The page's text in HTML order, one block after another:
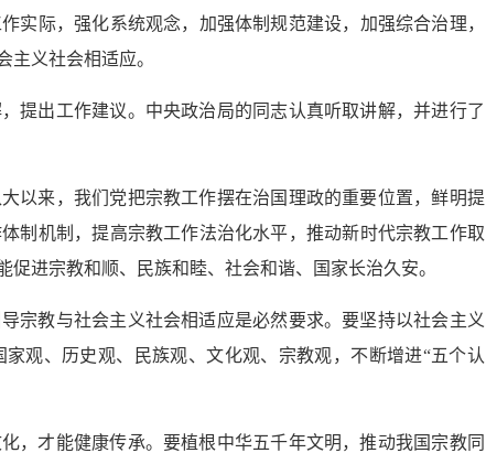
实际，强化系统观念，加强体制规范建设，加强综合治理，
义社会相适应。
提出工作建议。中央政治局的同志认真听取讲解，并进行了
以来，我们党把宗教工作摆在治国理政的重要位置，鲜明提
制机制，提高宗教工作法治化水平，推动新时代宗教工作取
进宗教和顺、民族和睦、社会和谐、国家长治久安。
宗教与社会主义社会相适应是必然要求。要坚持以社会主义
观、历史观、民族观、文化观、宗教观，不断增进“五个认
，才能健康传承。要植根中华五千年文明，推动我国宗教同